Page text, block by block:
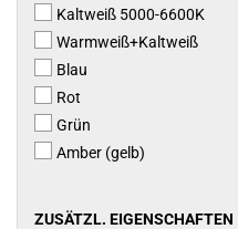
Kaltweiß 5000-6600K
Warmweiß+Kaltweiß
Blau
Rot
Grün
Amber (gelb)
ZUSÄTZL.
ZUSÄTZL. EIGENSCHAFTEN